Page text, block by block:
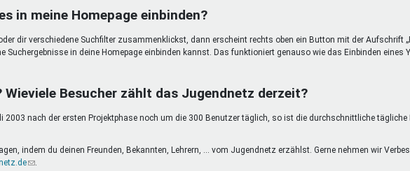
in meine Homepage einbinden?
dir verschiedene Suchfilter zusammenklickst, dann erscheint rechts oben ein Button mit der Aufschrift
Suchergebnisse in deine Homepage einbinden kannst. Das funktioniert genauso wie das Einbinden eines
Besucher zählt das Jugendnetz derzeit?
nach der ersten Projektphase noch um die 300 Benutzer täglich, so ist die durchschnittliche
indem du deinen Freunden, Bekannten, Lehrern, ... vom Jugendnetz erzählst. Gerne nehmen wir
(Link
.